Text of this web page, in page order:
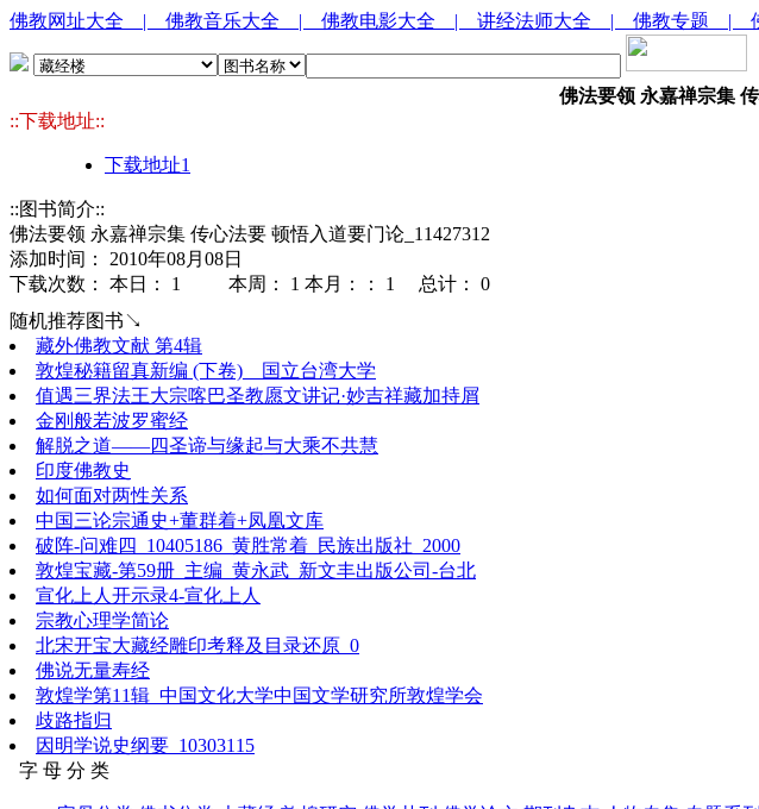
佛教网址大全 | 佛教音乐大全 | 佛教电影大全 | 讲经法师大全 | 佛教专题 |
佛法要领 永嘉禅宗集
::下载地址::
下载地址1
::图书简介::
佛法要领 永嘉禅宗集 传心法要 顿悟入道要门论_11427312
添加时间： 2010年08月08日
下载次数： 本日： 1 本周： 1 本月：： 1 总计： 0
随机推荐图书↘
藏外佛教文献 第4辑
敦煌秘籍留真新编 (下卷)__国立台湾大学
值遇三界法王大宗喀巴圣教愿文讲记·妙吉祥藏加持屑
金刚般若波罗蜜经
解脱之道――四圣谛与缘起与大乘不共慧
印度佛教史
如何面对两性关系
中国三论宗通史+董群着+凤凰文库
破阵-问难四_10405186_黄胜常着_民族出版社_2000
敦煌宝藏-第59册_主编_黄永武_新文丰出版公司-台北
宣化上人开示录4-宣化上人
宗教心理学简论
北宋开宝大藏经雕印考释及目录还原_0
佛说无量寿经
敦煌学第11辑_中国文化大学中国文学研究所敦煌学会
歧路指归
因明学说史纲要_10303115
字 母 分 类